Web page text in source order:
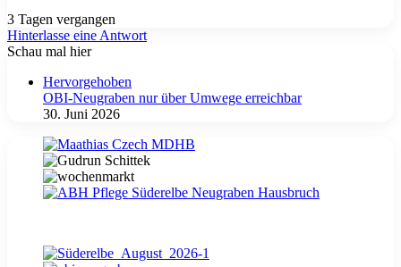
3 Tagen vergangen
Hinterlasse eine Antwort
Schau mal hier
Hervorgehoben
OBI-Neugraben nur über Umwege erreichbar
30. Juni 2026